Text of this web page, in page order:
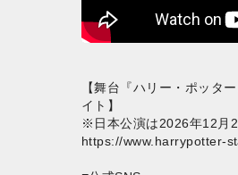
【舞台『ハリー・ポッタ
イト】
※日本公演は2026年12月
https://www.harrypotter-